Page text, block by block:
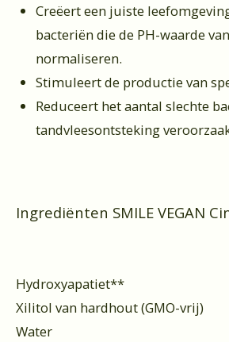
Creëert een juiste
bacteriën die de PH-waarde
normaliseren.
Stimuleert de productie van
Reduceert het aantal slechte
tandvleesontsteking
Ingrediënten SMILE VEGAN
Hydroxyapatiet**
Xilitol van hardhout (GMO-vrij)
Water